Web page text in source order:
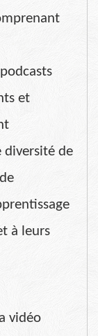
et
diversité de
à leurs
vidéo